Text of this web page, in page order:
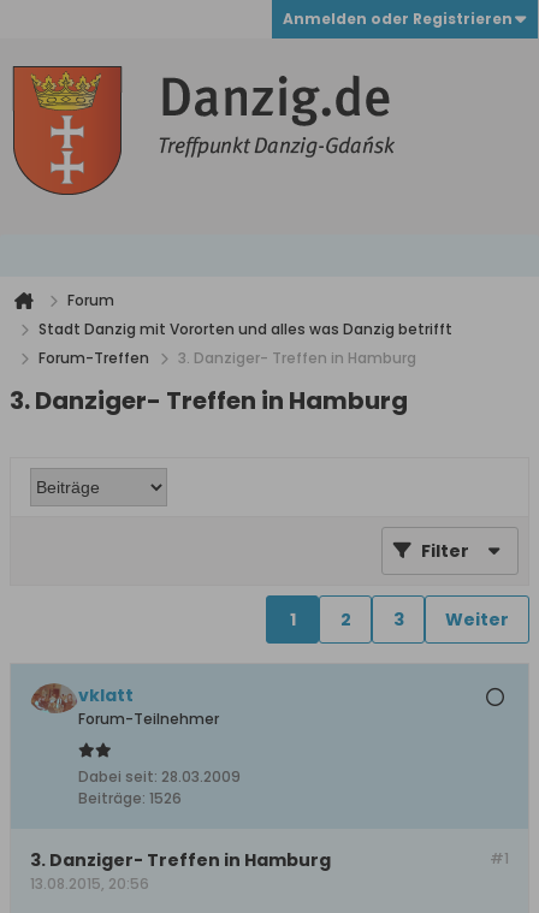
Anmelden oder Registrieren
Forum
Stadt Danzig mit Vororten und alles was Danzig betrifft
Forum-Treffen
3. Danziger- Treffen in Hamburg
3. Danziger- Treffen in Hamburg
Filter
1 2 3 Weiter
vklatt
Forum-Teilnehmer
Dabei seit: 28.03.2009
Beiträge: 1526
#1
3. Danziger- Treffen in Hamburg
13.08.2015, 20:56